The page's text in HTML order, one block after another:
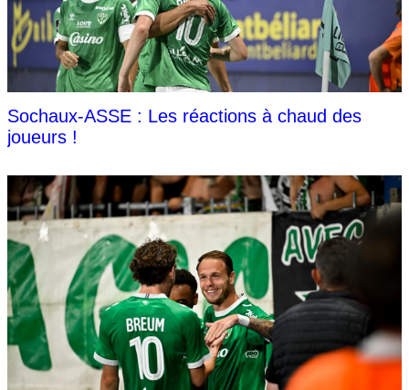
Sochaux-ASSE : Les réactions à chaud des
joueurs !